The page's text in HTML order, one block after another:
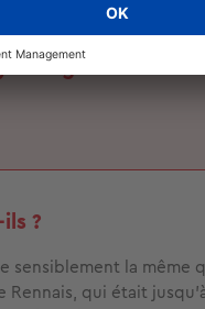
autour
?
la même
Rennais, qui était